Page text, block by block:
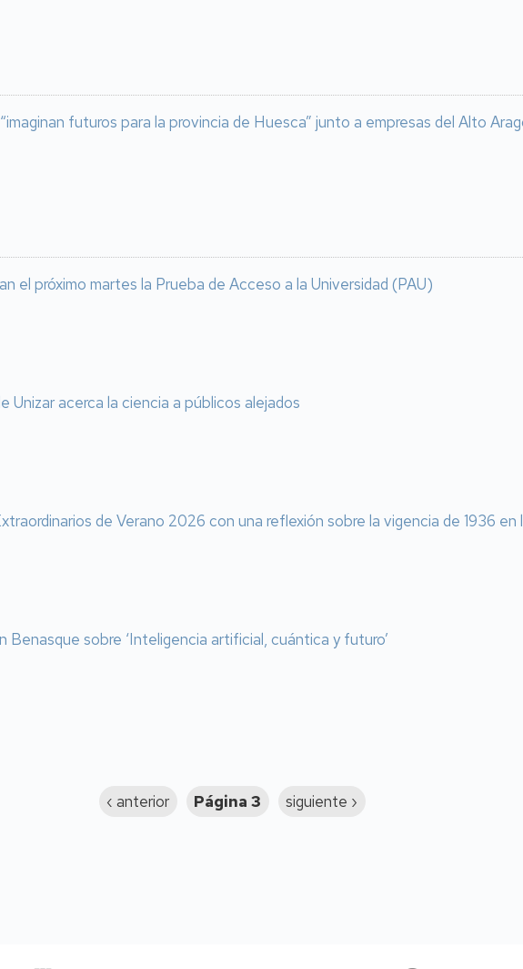
futuros para la provincia de Huesca” junto a empresas del Alto
el próximo martes la Prueba de Acceso a la Universidad (PAU)
Unizar acerca la ciencia a públicos alejados
de Verano 2026 con una reflexión sobre la vigencia de 1936 en
sobre ‘Inteligencia artificial, cuántica y futuro’
Página
‹ anterior Página 3
Siguiente
siguiente ›